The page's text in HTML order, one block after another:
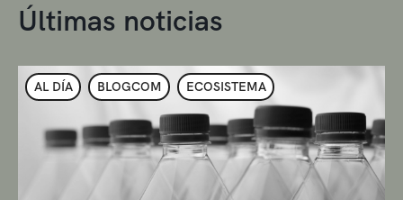
Últimas noticias
AL DÍA BLOGCOM ECOSISTEMA